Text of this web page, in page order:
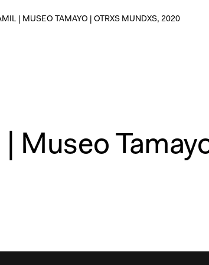
| MUSEO TAMAYO | OTRXS MUNDXS, 2020
| Museo